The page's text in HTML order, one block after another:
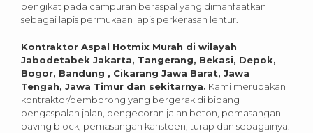
pengikat pada campuran beraspal yang dimanfaatkan
sebagai lapis permukaan lapis perkerasan lentur.
Kontraktor Aspal Hotmix Murah di wilayah
Jabodetabek Jakarta, Tangerang, Bekasi, Depok,
Bogor, Bandung , Cikarang Jawa Barat, Jawa
Tengah, Jawa Timur dan sekitarnya. Kami merupakan
kontraktor/pemborong yang bergerak di bidang
pengaspalan jalan, pengecoran jalan beton, pemasangan
paving block, pemasangan kansteen, turap dan sebagainya.